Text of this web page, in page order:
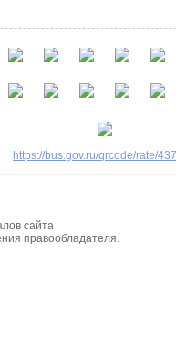
https://bus.gov.ru/qrcode/rate/
сайта
правообладателя.